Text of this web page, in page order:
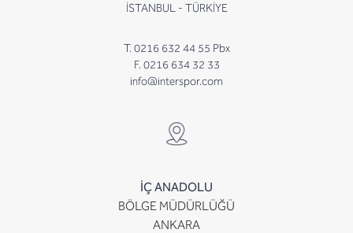
İSTANBUL - TÜRKİYE
T. 0216 632 44 55 Pbx
F. 0216 634 32 33
info@interspor.com
İÇ ANADOLU
BÖLGE MÜDÜRLÜĞÜ
ANKARA